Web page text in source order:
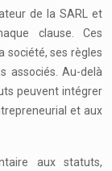
de la SARL et
clause. Ces
société, ses règles
associés. Au-delà
peuvent intégrer
et aux
aux statuts,